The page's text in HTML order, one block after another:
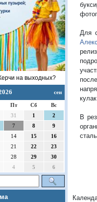
на выходных?
сен
Пт Сб
Вс
31 1
2
7 8
9
14 15
16
21 22
23
28 29
30
4 5 6
Для
В